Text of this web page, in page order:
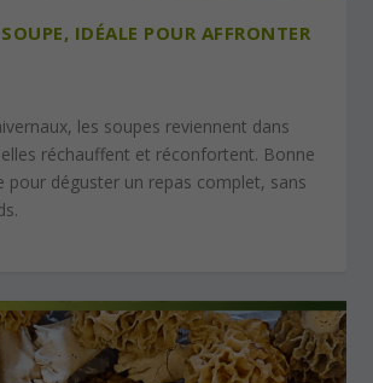
IDÉALE POUR AFFRONTER
les soupes reviennent dans
réchauffent et réconfortent. Bonne
pour déguster un repas complet, sans